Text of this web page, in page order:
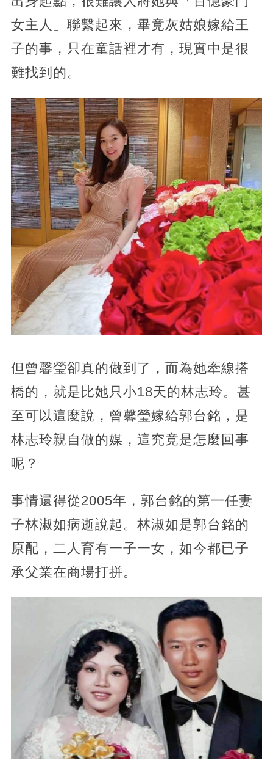
女主人」聯繫起來，畢竟灰姑娘嫁給王
子的事，只在童話裡才有，現實中是很
難找到的。
但曾馨瑩卻真的做到了，而為她牽線搭
橋的，就是比她只小18天的林志玲。甚
至可以這麼說，曾馨瑩嫁給郭台銘，是
林志玲親自做的媒，這究竟是怎麼回事
呢？
事情還得從2005年，郭台銘的第一任妻
子林淑如病逝說起。林淑如是郭台銘的
原配，二人育有一子一女，如今都已子
承父業在商場打拼。